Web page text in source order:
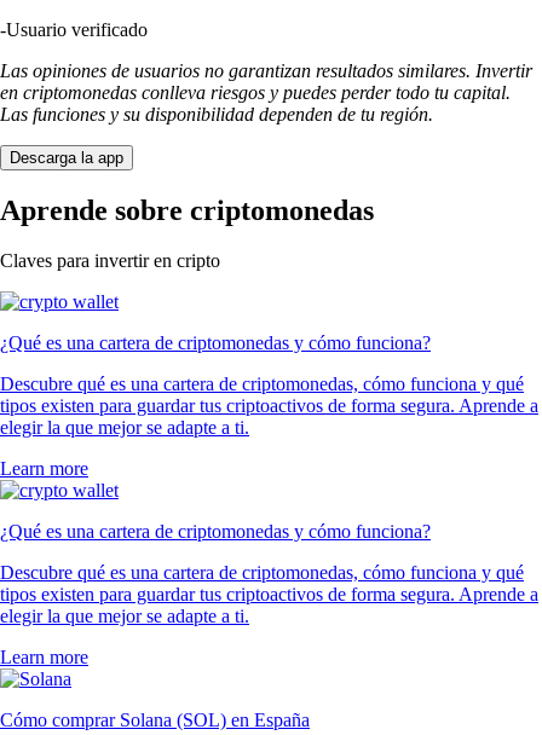
-Usuario verificado
Las opiniones de usuarios no garantizan resultados similares. Invertir
en criptomonedas conlleva riesgos y puedes perder todo tu capital.
Las funciones y su disponibilidad dependen de tu región.
Descarga la app
Aprende sobre criptomonedas
Claves para invertir en cripto
¿Qué es una cartera de criptomonedas y cómo funciona?
Descubre qué es una cartera de criptomonedas, cómo funciona y qué
tipos existen para guardar tus criptoactivos de forma segura. Aprende a
elegir la que mejor se adapte a ti.
Learn more
¿Qué es una cartera de criptomonedas y cómo funciona?
Descubre qué es una cartera de criptomonedas, cómo funciona y qué
tipos existen para guardar tus criptoactivos de forma segura. Aprende a
elegir la que mejor se adapte a ti.
Learn more
Cómo comprar Solana (SOL) en España